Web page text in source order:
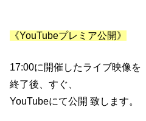
《YouTubeプレミア公開》
17:00に開催したライブ映像を
終了後、すぐ、
YouTubeにて公開 致します。